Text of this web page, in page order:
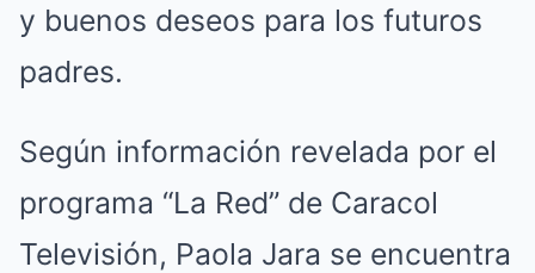
y buenos deseos para los futuros
padres.
Según información revelada por el
programa “La Red” de Caracol
Televisión, Paola Jara se encuentra